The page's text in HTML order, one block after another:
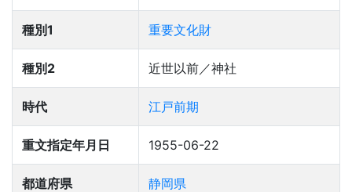
種別1 重要文化財
種別2 近世以前／神社
時代 江戸前期
重文指定年月日 1955-06-22
都道府県 静岡県